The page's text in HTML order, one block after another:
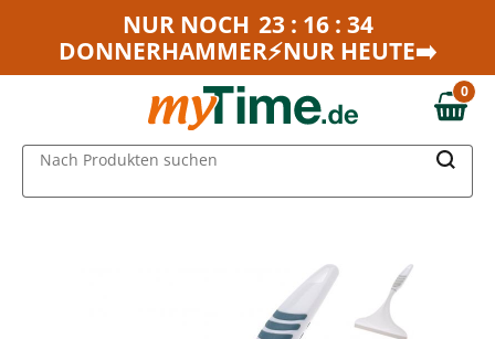
Zum Hauptinhalt springen
Zur Navigation springen
NUR NOCH 23 : 16 : 34
DONNERHAMMER⚡NUR HEUTE➡️
0,00 €
0
Nach Produkten suchen